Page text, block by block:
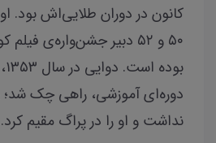
کانون در دوران طلایی‌اش بود.
۵۰ و ۵۲ دبیر جشن‌واره‌ی
دوره‌ای آموزشی، راهی چک شد؛
نداشت و او را در پراگ مقیم کرد.